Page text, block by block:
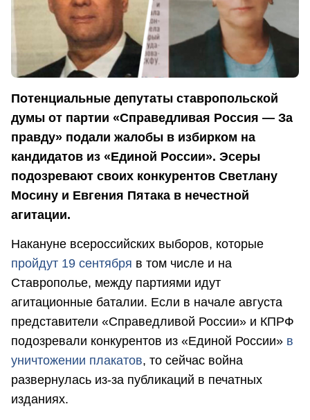
Потенциальные депутаты ставропольской
думы от партии «Справедливая Россия — За
правду» подали жалобы в избирком на
кандидатов из «Единой России». Эсеры
подозревают своих конкурентов Светлану
Мосину и Евгения Пятака в нечестной
агитации.
Накануне всероссийских выборов, которые
пройдут 19 сентября в том числе и на
Ставрополье, между партиями идут
агитационные баталии. Если в начале августа
представители «Справедливой России» и КПРФ
подозревали конкурентов из «Единой России» в
уничтожении плакатов, то сейчас война
развернулась из-за публикаций в печатных
изданиях.